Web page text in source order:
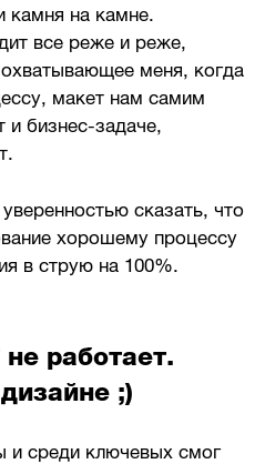
камня на камне.
все реже и реже,
меня, когда
макет нам самим
и бизнес-задаче,
сказать, что
хорошему процессу
в струю на 100%.
не работает.
;)
и среди ключевых смог